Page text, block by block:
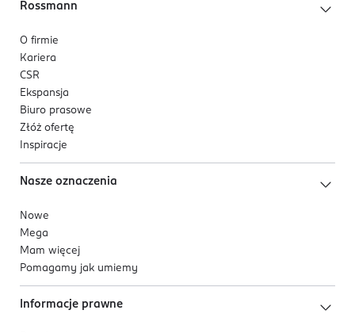
Rossmann
O firmie
Kariera
CSR
Ekspansja
Biuro prasowe
Złóż ofertę
Inspiracje
Nasze oznaczenia
Nowe
Mega
Mam więcej
Pomagamy jak umiemy
Informacje prawne